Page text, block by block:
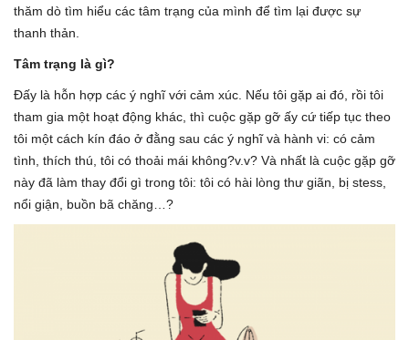
thăm dò tìm hiểu các tâm trạng của mình để tìm lại được sự
thanh thản.
Tâm trạng là gì?
Đấy là hỗn hợp các ý nghĩ với cảm xúc. Nếu tôi gặp ai đó, rồi tôi
tham gia một hoạt động khác, thì cuộc gặp gỡ ấy cứ tiếp tục theo
tôi một cách kín đáo ở đằng sau các ý nghĩ và hành vi: có cảm
tình, thích thú, tôi có thoải mái không?v.v? Và nhất là cuộc gặp gỡ
này đã làm thay đổi gì trong tôi: tôi có hài lòng thư giãn, bị stess,
nổi giận, buồn bã chăng…?